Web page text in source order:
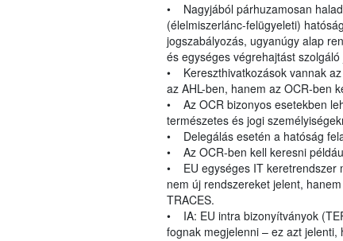
• Nagyjából párhuzamosan
(élelmiszerlánc-felügyeleti)
jogszabályozás, ugyanúgy alap
és egységes végrehajtást
• Kereszthivatkozások vannak
az AHL-ben, hanem az OCR-ben
• Az OCR bizonyos esetekben
természetes és jogi
• Delegálás esetén a hatóság
• Az OCR-ben kell keresni
• EU egységes IT keretrendszer
nem új rendszereket jelent,
TRACES.
• IA: EU intra bizonyítványok
fognak megjelenni – ez azt